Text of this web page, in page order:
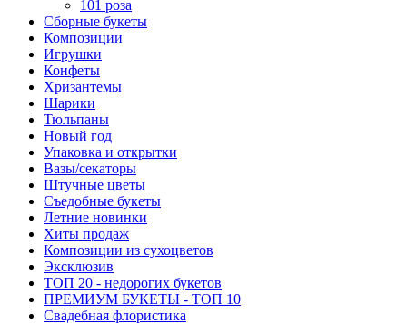
101 роза
Сборные букеты
Композиции
Игрушки
Конфеты
Хризантемы
Шарики
Тюльпаны
Новый год
Упаковка и открытки
Вазы/секаторы
Штучные цветы
Съедобные букеты
Летние новинки
Хиты продаж
Композиции из сухоцветов
Эксклюзив
ТОП 20 - недорогих букетов
ПРЕМИУМ БУКЕТЫ - ТОП 10
Свадебная флористика